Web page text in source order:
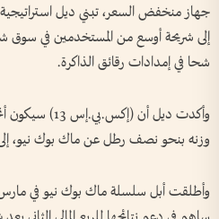
جهاز منخفض السعر، تبني ديل
‌إلى شريحة أوسع من المستخدمين في سوق
شحا في إمدادات رقائق الذاكرة.
وأكدت ديل أن
وزنه بنحو نصف رطل ‌عن ماك بوك نيو،